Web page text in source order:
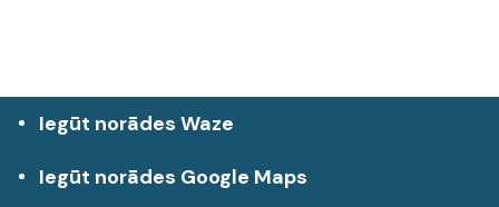
Iegūt norādes Waze
Iegūt norādes Google Maps